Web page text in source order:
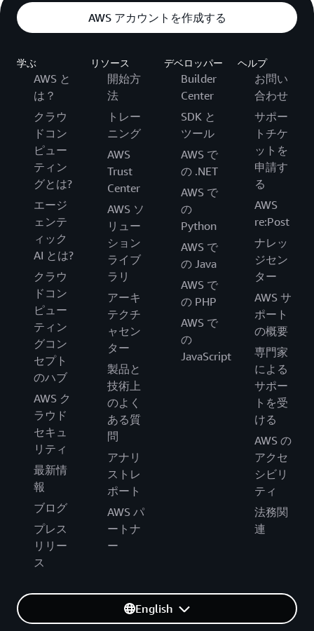
AWS アカウントを作成する
学ぶ
AWS と
は？
クラウ
ドコン
ピュー
ティン
グとは?
エージ
ェンテ
ィック
AI とは?
クラウ
ドコン
ピュー
ティン
グコン
セプト
のハブ
AWS ク
ラウド
セキュ
リティ
最新情
報
ブログ
プレス
リリー
ス
リソース
開始方
法
トレー
ニング
AWS
Trust
Center
AWS ソ
リュー
ション
ライブ
ラリ
アーキ
テクチ
ャセン
ター
製品と
技術上
のよく
ある質
問
アナリ
ストレ
ポート
AWS パ
ートナ
ー
デベロッパー
Builder
Center
SDK と
ツール
AWS で
の .NET
AWS で
の
Python
AWS で
の Java
AWS で
の PHP
AWS で
の
JavaScript
ヘルプ
お問い
合わせ
サポー
トチケ
ットを
申請す
る
AWS
re:Post
ナレッ
ジセン
ター
AWS サ
ポート
の概要
専門家
による
サポー
トを受
ける
AWS の
アクセ
シビリ
ティ
法務関
連
English